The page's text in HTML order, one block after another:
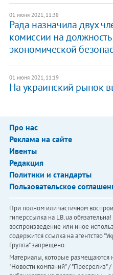
01 июня 2021, 11:38
Рада назначила двух
комиссии на
экономической
01 июня 2021, 11:19
На украинский рынок
Про нас
Реклама на сайте
Ивенты
Редакция
Политики и стандарты
Пользовательское
При полном или частичном
гиперссылка на LB.ua
воспроизведение или иное
содержится ссылка на агентство
Группа" запрещено.
Материалы, которые размещаются
"Новости компаний" / "Пресрелиз"